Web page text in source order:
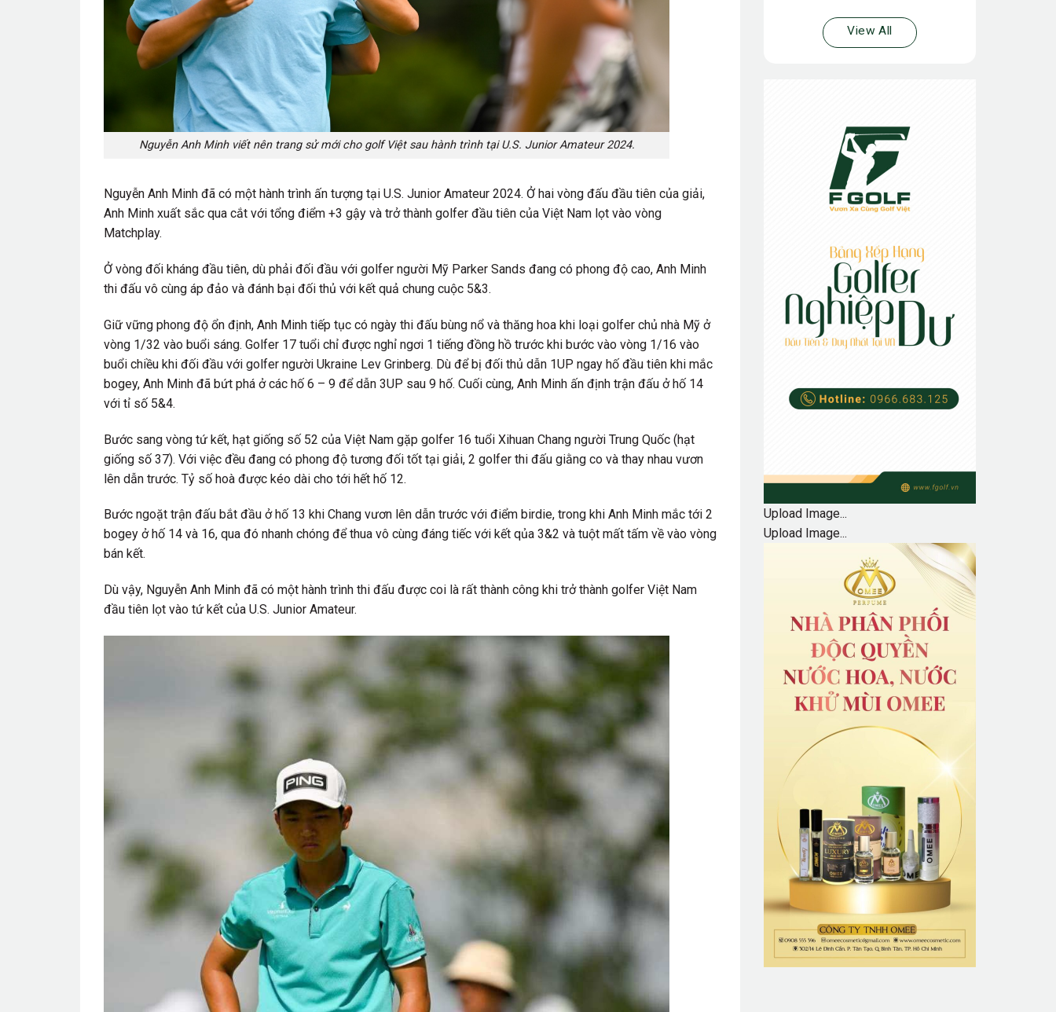
Nguyễn Anh Minh viết nên trang sử mới cho golf Việt sau hành trình tại U.S. Junior Amateur 2024.
Nguyễn Anh Minh đã có một hành trình ấn tượng tại U.S. Junior Amateur 2024. Ở hai vòng đấu đầu tiên của giải,
Anh Minh xuất sắc qua cắt với tổng điểm +3 gậy và trở thành golfer đầu tiên của Việt Nam lọt vào vòng
Matchplay.
Ở vòng đối kháng đầu tiên, dù phải đối đầu với golfer người Mỹ Parker Sands đang có phong độ cao, Anh Minh
thi đấu vô cùng áp đảo và đánh bại đối thủ với kết quả chung cuộc 5&3.
Giữ vững phong độ ổn định, Anh Minh tiếp tục có ngày thi đấu bùng nổ và thăng hoa khi loại golfer chủ nhà Mỹ ở
vòng 1/32 vào buổi sáng. Golfer 17 tuổi chỉ được nghỉ ngơi 1 tiếng đồng hồ trước khi bước vào vòng 1/16 vào
buổi chiều khi đối đầu với golfer người Ukraine Lev Grinberg. Dù để bị đối thủ dẫn 1UP ngay hố đầu tiên khi mắc
bogey, Anh Minh đã bứt phá ở các hố 6 – 9 để dẫn 3UP sau 9 hố. Cuối cùng, Anh Minh ấn định trận đấu ở hố 14
với tỉ số 5&4.
Bước sang vòng tứ kết, hạt giống số 52 của Việt Nam gặp golfer 16 tuổi Xihuan Chang người Trung Quốc (hạt
giống số 37). Với việc đều đang có phong độ tương đối tốt tại giải, 2 golfer thi đấu giằng co và thay nhau vươn
lên dẫn trước. Tỷ số hoà được kéo dài cho tới hết hố 12.
Bước ngoặt trận đấu bắt đầu ở hố 13 khi Chang vươn lên dẫn trước với điểm birdie, trong khi Anh Minh mắc tới 2
bogey ở hố 14 và 16, qua đó nhanh chóng để thua vô cùng đáng tiếc với kết qủa 3&2 và tuột mất tấm về vào vòng
bán kết.
Dù vậy, Nguyễn Anh Minh đã có một hành trình thi đấu được coi là rất thành công khi trở thành golfer Việt Nam
đầu tiên lọt vào tứ kết của U.S. Junior Amateur.
View All
Upload Image...
Upload Image...